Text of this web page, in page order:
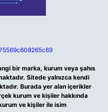
bir marka, kurum veya şahıs
Sitede yalnızca kendi
Burada yer alan içerikler
kurum ve kişiler hakkında
ve kişiler ile isim